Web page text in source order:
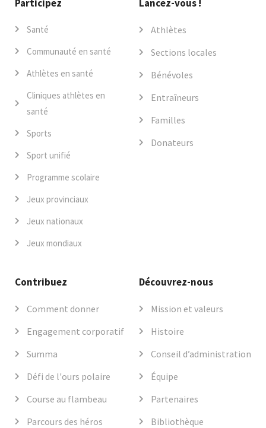
Participez
Santé
Communauté en santé
Athlètes en santé
Cliniques athlètes en
santé
Sports
Sport unifié
Programme scolaire
Jeux provinciaux
Jeux nationaux
Jeux mondiaux
Lancez-vous !
Athlètes
Sections locales
Bénévoles
Entraîneurs
Familles
Donateurs
Contribuez
Comment donner
Engagement corporatif
Summa
Défi de l'ours polaire
Course au flambeau
Parcours des héros
Découvrez-nous
Mission et valeurs
Histoire
Conseil d’administration
Équipe
Partenaires
Bibliothèque